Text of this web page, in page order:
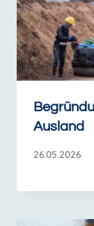
Ausland
26.05.2026